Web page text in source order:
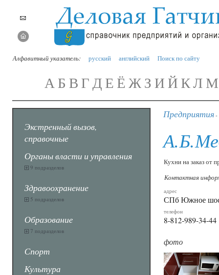
Алфавитный указатель: русский английский Поиск по сайту
АБ В ГД Е ЁЖЗ И Й КЛ М
Экстренный вызов,
справочные
Органы власти и управления
9 подразделов
Здравоохранение
5 подразделов
Образование
7 подразделов
Спорт
Культура
Предприятия -
Кухни на заказ от
Контактная
адрес
СПб Южное
телефон
8-812-989-34-44
фото